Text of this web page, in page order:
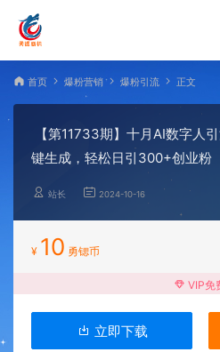
首页 爆粉营销 爆粉引流 正文
【第11733期】十月AI数字人
键生成，轻松日引300+创业粉
站长 2024-10-16
¥ 10 勇锶币
VIP免
立即下载